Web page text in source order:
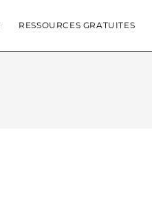
RESSOURCES GRATUITES